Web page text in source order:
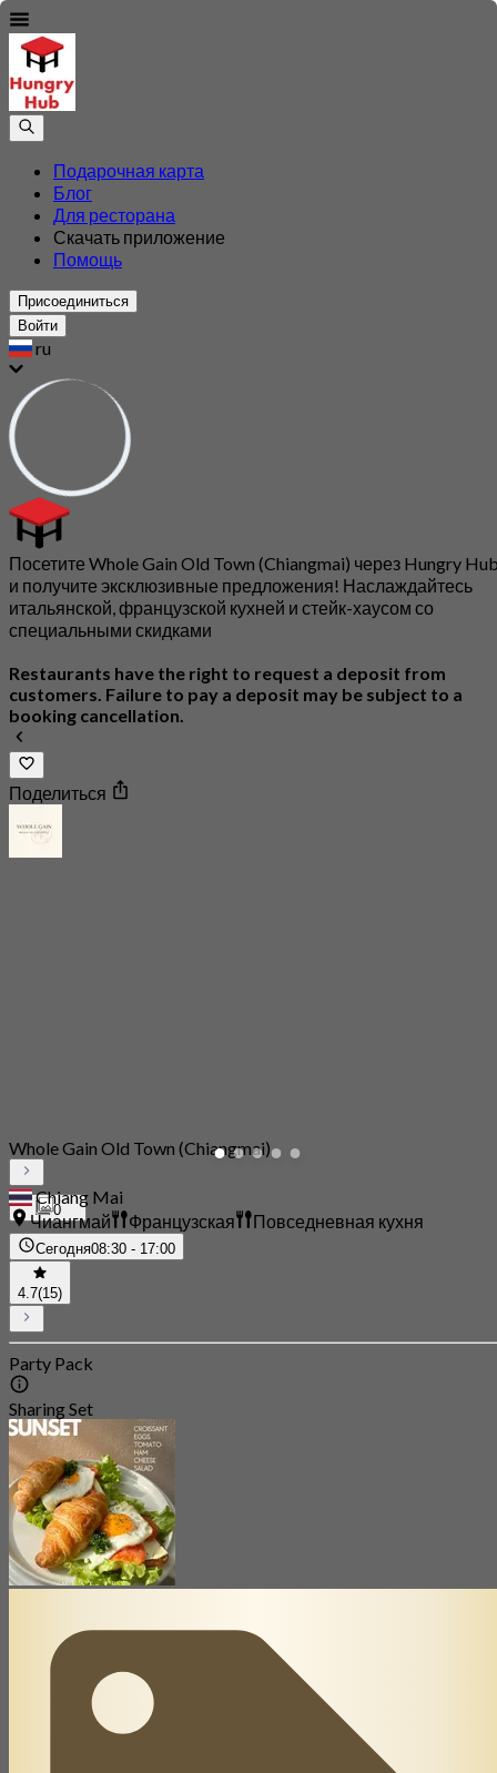
Подарочная карта
Блог
Для ресторана
Скачать приложение
Помощь
Присоединиться
Войти
ru
Посетите Whole Gain Old Town (Chiangmai) через Hungry
и получите эксклюзивные предложения! Наслаждайтесь
итальянской, французской кухней и стейк-хаусом со
специальными скидками
Restaurants have the right to request a deposit from
customers. Failure to pay a deposit may be subject to a
booking cancellation.
Поделиться
0
Whole Gain Old Town (Chiangmai)
Chiang Mai
Чиангмай
Французская Повседневная кухня
Сегодня08:30 - 17:00
4.7(15)
Party Pack
Sharing Set